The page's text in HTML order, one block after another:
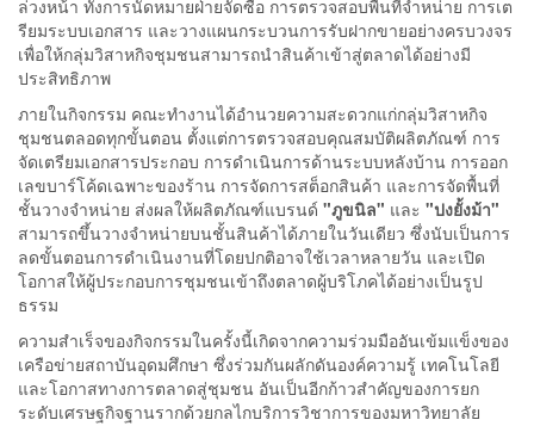
ล่วงหน้า ทั้งการนัดหมายฝ่ายจัดซื้อ การตรวจสอบพื้นที่จำหน่าย การเต
รียมระบบเอกสาร และวางแผนกระบวนการรับฝากขายอย่างครบวงจร
เพื่อให้กลุ่มวิสาหกิจชุมชนสามารถนำสินค้าเข้าสู่ตลาดได้อย่างมี
ประสิทธิภาพ
ภายในกิจกรรม คณะทำงานได้อำนวยความสะดวกแก่กลุ่มวิสาหกิจ
ชุมชนตลอดทุกขั้นตอน ตั้งแต่การตรวจสอบคุณสมบัติผลิตภัณฑ์ การ
จัดเตรียมเอกสารประกอบ การดำเนินการด้านระบบหลังบ้าน การออก
เลขบาร์โค้ดเฉพาะของร้าน การจัดการสต็อกสินค้า และการจัดพื้นที่
ชั้นวางจำหน่าย ส่งผลให้ผลิตภัณฑ์แบรนด์ "ภูขนิล" และ "ปงยั้งม้า"
สามารถขึ้นวางจำหน่ายบนชั้นสินค้าได้ภายในวันเดียว ซึ่งนับเป็นการ
ลดขั้นตอนการดำเนินงานที่โดยปกติอาจใช้เวลาหลายวัน และเปิด
โอกาสให้ผู้ประกอบการชุมชนเข้าถึงตลาดผู้บริโภคได้อย่างเป็นรูป
ธรรม
ความสำเร็จของกิจกรรมในครั้งนี้เกิดจากความร่วมมืออันเข้มแข็งของ
เครือข่ายสถาบันอุดมศึกษา ซึ่งร่วมกันผลักดันองค์ความรู้ เทคโนโลยี
และโอกาสทางการตลาดสู่ชุมชน อันเป็นอีกก้าวสำคัญของการยก
ระดับเศรษฐกิจฐานรากด้วยกลไกบริการวิชาการของมหาวิทยาลัย